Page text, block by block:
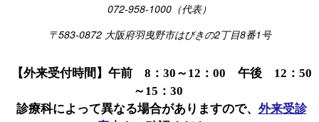
072-958-1000（代表）
〒583-0872 大阪府羽曳野市はびきの2丁目8番1号
【外来受付時間】午前 8：30～12：00 午後 12：50
～15：30
診療科によって異なる場合がありますので、 外来受診